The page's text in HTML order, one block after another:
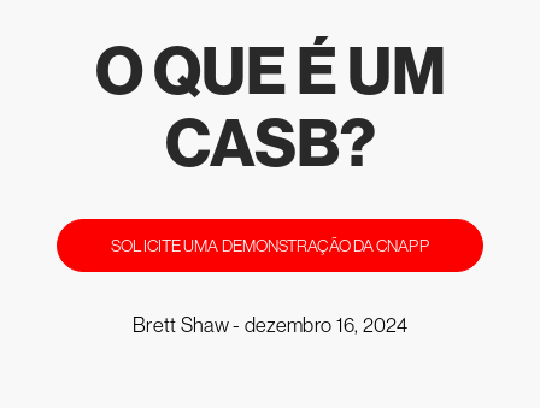
O QUE É UM
CASB?
SOLICITE UMA DEMONSTRAÇÃO DA CNAPP
Brett Shaw - dezembro 16, 2024